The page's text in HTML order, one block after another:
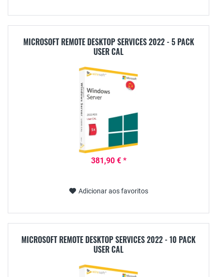
MICROSOFT REMOTE DESKTOP SERVICES 2022 - 5 PACK
USER CAL
381,90 € *
Adicionar aos favoritos
MICROSOFT REMOTE DESKTOP SERVICES 2022 - 10 PACK
USER CAL